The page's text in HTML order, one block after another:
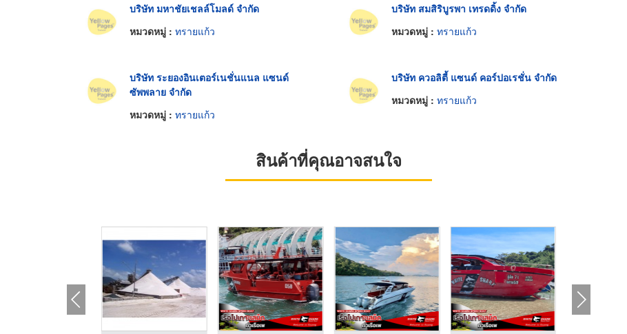
บริษัท มหาชัยเชลล์โมลด์ จำกัด
หมวดหมู่ : ทรายแก้ว
บริษัท สมสิริบูรพา เทรดดิ้ง จำกัด
หมวดหมู่ : ทรายแก้ว
บริษัท ระยองอินเตอร์เนชั่นแนล แซนด์
ซัพพลาย จำกัด
หมวดหมู่ : ทรายแก้ว
บริษัท ควอลิตี้ แซนด์ คอร์ปอเรชั่น จำกัด
หมวดหมู่ : ทรายแก้ว
สินค้าที่คุณอาจสนใจ